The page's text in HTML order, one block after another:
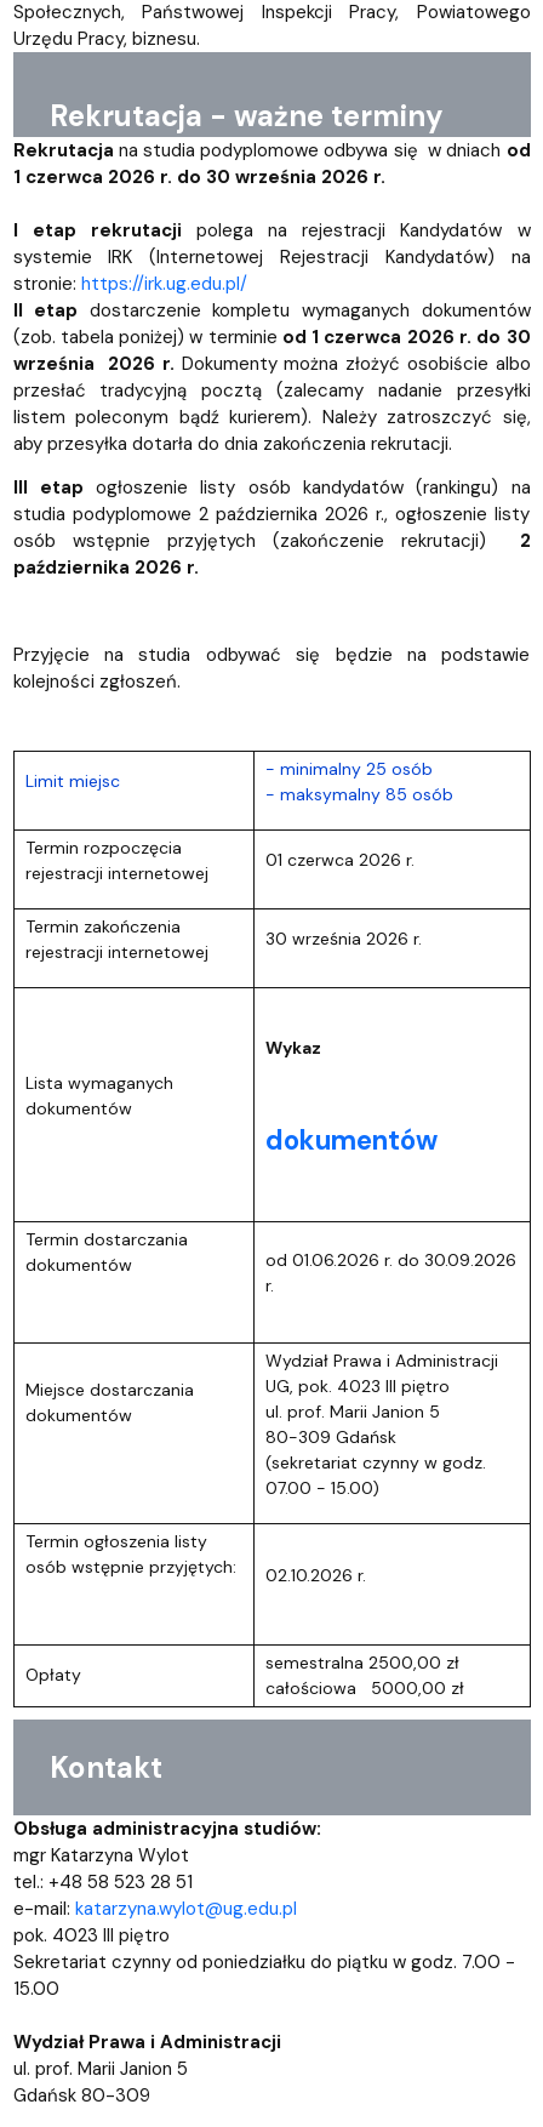
Społecznych, Państwowej Inspekcji Pracy, Powiatowego
Urzędu Pracy, biznesu.
Rekrutacja - ważne terminy
Rekrutacja na studia podyplomowe odbywa się w dniach od
1 czerwca 2026 r. do 30 września 2026 r.
I etap rekrutacji polega na rejestracji Kandydatów w
systemie IRK (Internetowej Rejestracji Kandydatów) na
stronie: https://irk.ug.edu.pl/
II etap dostarczenie kompletu wymaganych dokumentów
(zob. tabela poniżej) w terminie od 1 czerwca 2026 r. do 30
września 2026 r. Dokumenty można złożyć osobiście albo
przesłać tradycyjną pocztą (zalecamy nadanie przesyłki
listem poleconym bądź kurierem). Należy zatroszczyć się,
aby przesyłka dotarła do dnia zakończenia rekrutacji.
III etapogłoszenie listy osób kandydatów (rankingu) na
studia podyplomowe 2 października 2026 r., ogłoszenie listy
osób wstępnie przyjętych (zakończenie rekrutacji) 2
października 2026 r.
Przyjęcie na studia odbywać się będzie na podstawie
kolejności zgłoszeń.
Limit miejsc
- minimalny 25 osób
- maksymalny 85 osób
Termin rozpoczęcia
rejestracji internetowej
01 czerwca 2026 r.
Termin zakończenia
rejestracji internetowej
30 września 2026 r.
Lista wymaganych
dokumentów
Wykaz
dokumentów
Termin dostarczania
dokumentów
od 01.06.2026 r. do 30.09.2026
r.
Miejsce dostarczania
dokumentów
Wydział Prawa i Administracji
UG, pok. 4023 III piętro
ul. prof. Marii Janion 5
80-309 Gdańsk
(sekretariat czynny w godz.
07.00 - 15.00)
Termin ogłoszenia listy
osób wstępnie przyjętych:
02.10.2026 r.
Opłaty
semestralna 2500,00 zł
całościowa 5000,00 zł
Kontakt
Obsługa administracyjna studiów:
mgr Katarzyna Wylot
tel.: +48 58 523 28 51
e-mail: katarzyna.wylot@ug.edu.pl
pok. 4023 III piętro
Sekretariat czynny od poniedziałku do piątku w godz. 7.00 -
15.00
Wydział Prawa i Administracji
ul. prof. Marii Janion 5
Gdańsk 80-309